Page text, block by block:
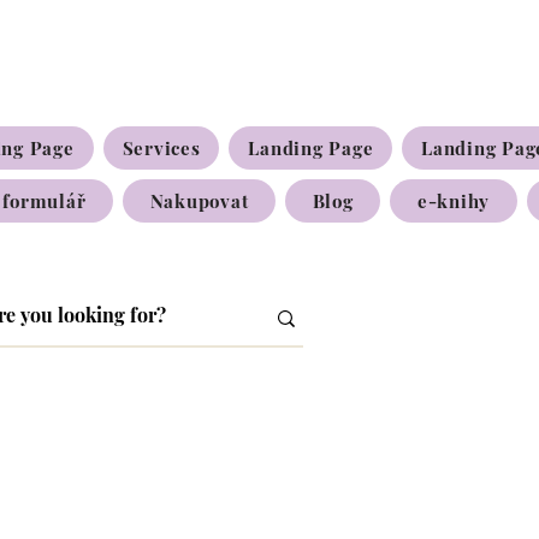
Page Services Landing Page Landing
formulář Nakupovat Blog e-knihy